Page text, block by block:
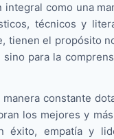
como una
técnicos y
tienen el propósito
para la
constante
los mejores y
empatía y